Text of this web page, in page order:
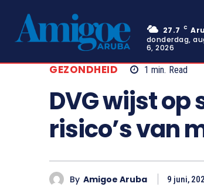
27.7 C
donderdag,
6, 2026
GEZONDHEID 1 min. Read
DVG wijst
risico’s van
By Amigoe Aruba 9 juni,